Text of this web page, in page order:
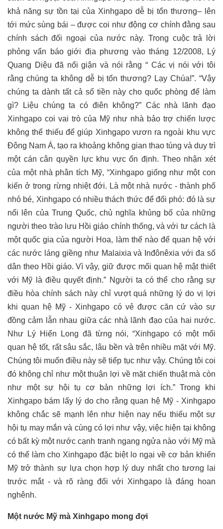
khả năng sự tồn tại của Xinhgapo dễ bị tổn thương– lên
tới mức sùng bái – được coi như động cơ chính đằng sau
chính sách đối ngoại của nước này. Trong cuộc trả lời
phỏng vấn báo giới địa phương vào tháng 12/2008, Lý
Quang Diệu đã nổi giận và nói rằng “ Các vị nói với tôi
rằng chúng ta không dễ bị tổn thương? Lạy Chúa!”. “Vậy
chúng ta dành tất cả số tiền này cho quốc phòng để làm
gì? Liệu chúng ta có điên không?” Các nhà lãnh đạo
Xinhgapo coi vai trò của Mỹ như nhà bảo trợ chiến lược
không thể thiếu để giúp Xinhgapo vươn ra ngoài khu vực
Đông Nam Á, tạo ra khoảng không gian thao túng và duy trì
một cán cân quyền lực khu vực ổn định. Theo nhận xét
của một nhà phân tích Mỹ, “Xinhgapo giống như một con
kiến ở trong rừng nhiệt đới. Là một nhà nước - thành phố
nhỏ bé, Xinhgapo có nhiều thách thức để đối phó: đó là sự
nổi lên của Trung Quốc, chủ nghĩa khủng bố của những
người theo trào lưu Hồi giáo chính thống, và với tư cách là
một quốc gia của người Hoa, làm thế nào để quan hệ với
các nước láng giềng như Malaixia và Inđônêxia với đa số
dân theo Hồi giáo. Vì vậy, giữ được mối quan hệ mật thiết
với Mỹ là điều quyết định.” Người ta có thể cho rằng sự
điều hòa chính sách này chỉ vượt quá những lý do vị lợi
khi quan hệ Mỹ - Xinhgapo có vẻ được căn cứ vào sự
đồng cảm lẫn nhau giữa các nhà lãnh đạo của hai nước.
Như Lý Hiển Long đã từng nói, “Xinhgapo có một mối
quan hệ tốt, rất sâu sắc, lâu bền và trên nhiều mặt với Mỹ.
Chúng tôi muốn điều này sẽ tiếp tục như vậy. Chúng tôi coi
đó không chỉ như một thuận lợi về mặt chiến thuật mà còn
như một sự hội tụ cơ bản những lợi ích.” Trong khi
Xinhgapo bám lấy lý do cho rằng quan hệ Mỹ - Xinhgapo
không chắc sẽ mạnh lên như hiện nay nếu thiếu một sự
hội tụ may mắn và cùng có lợi như vậy, việc hiện tại không
có bất kỳ một nước cạnh tranh ngang ngửa nào với Mỹ mà
có thể làm cho Xinhgapo đặc biệt lo ngại về cơ bản khiến
Mỹ trở thành sự lựa chọn hợp lý duy nhất cho tương lai
trước mắt - và rõ ràng đối với Xinhgapo là đáng hoan
nghênh.
Một nước Mỹ mà Xinhgapo mong đợi